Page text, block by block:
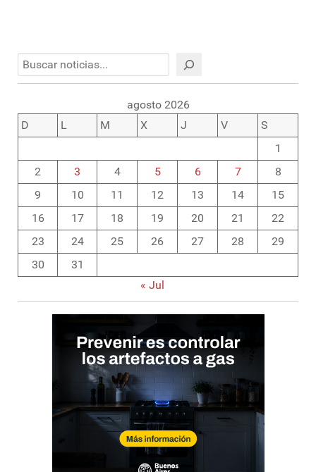
Buscar
agosto 2026
D
L M X J V
S
1
2
3 4 5 6 7
8
9
10 11 12 13 14
15
16
17 18 19 20 21
22
23
24 25 26 27 28
29
30
31
« Jul